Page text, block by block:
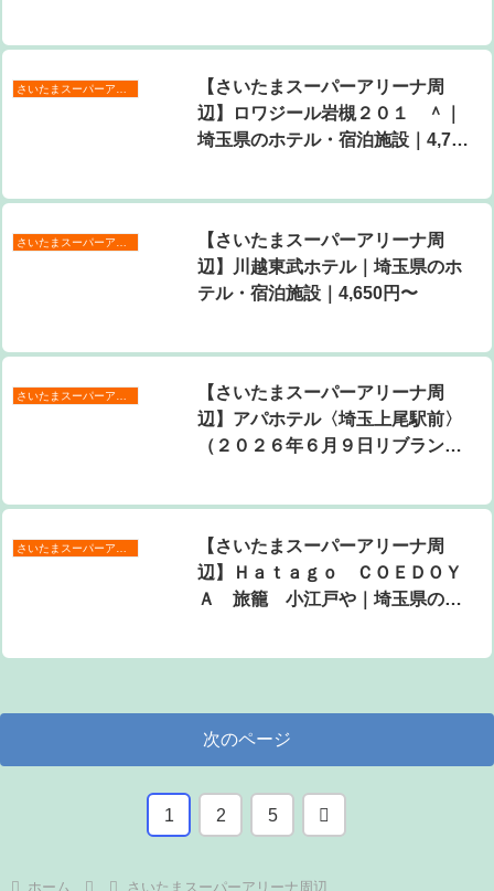
さいたまスーパーアリーナ周辺
【さいたまスーパーアリーナ周
辺】ロワジール岩槻２０１ ＾｜
埼玉県のホテル・宿泊施設｜4,756
【さいたまスーパーアリーナ周
辺】川越東武ホテル｜埼玉県のホ
テル・宿泊施設｜4,650円〜
【さいたまスーパーアリーナ周
辺】アパホテル〈埼玉上尾駅前〉
（２０２６年６月９日リブランド
さいたまスーパーアリーナ周辺
【さいたまスーパーアリーナ周
辺】Ｈａｔａｇｏ ＣＯＥＤＯＹ
Ａ 旅籠 小江戸や｜埼玉県のホ
次のページ
1 2 5 次
ホーム さいたまスーパーアリーナ周辺